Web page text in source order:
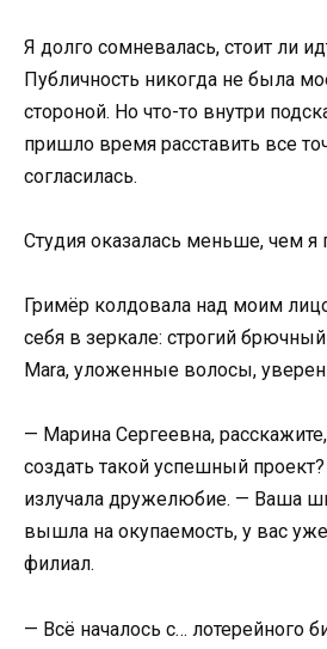
Я долго сомневалась, стоит ли
Публичность никогда не была
стороной. Но что-то внутри
пришло время расставить все
согласилась.
Студия оказалась меньше, чем я
Гримёр колдовала над моим
себя в зеркале: строгий
Mara, уложенные волосы,
— Марина Сергеевна,
создать такой успешный
излучала дружелюбие. — Ваша
вышла на окупаемость, у вас
филиал.
— Всё началось с… лотерейного